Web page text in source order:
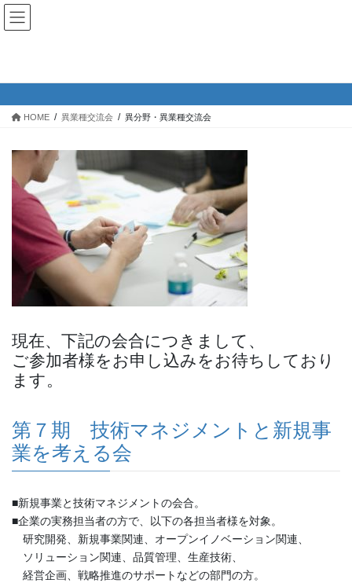
コ
ン
ス
ナ
ビ
ン
HOME 異業種交流会 異分野・異業種交流会
現在、下記の会合につきまして、
ご参加者様をお申し込みをお待ちしており
ます。
第７期 技術マネジメントと新規事
業を考える会
■新規事業と技術マネジメントの会合。
■企業の実務担当者の方で、以下の各担当者様を対象。
研究開発、新規事業関連、オープンイノベーション関連、
ソリューション関連、品質管理、生産技術、
経営企画、戦略推進のサポートなどの部門の方。